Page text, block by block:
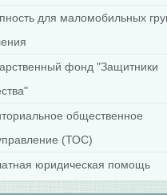
для маломобильных
фонд "Защитники
общественное
(ТОС)
юридическая помощь